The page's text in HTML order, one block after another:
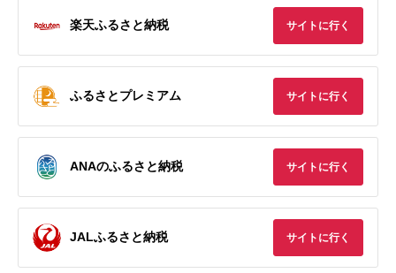
楽天ふるさと納税 サイトに行く
ふるさとプレミアム サイトに行く
ANAのふるさと納税 サイトに行く
JALふるさと納税 サイトに行く